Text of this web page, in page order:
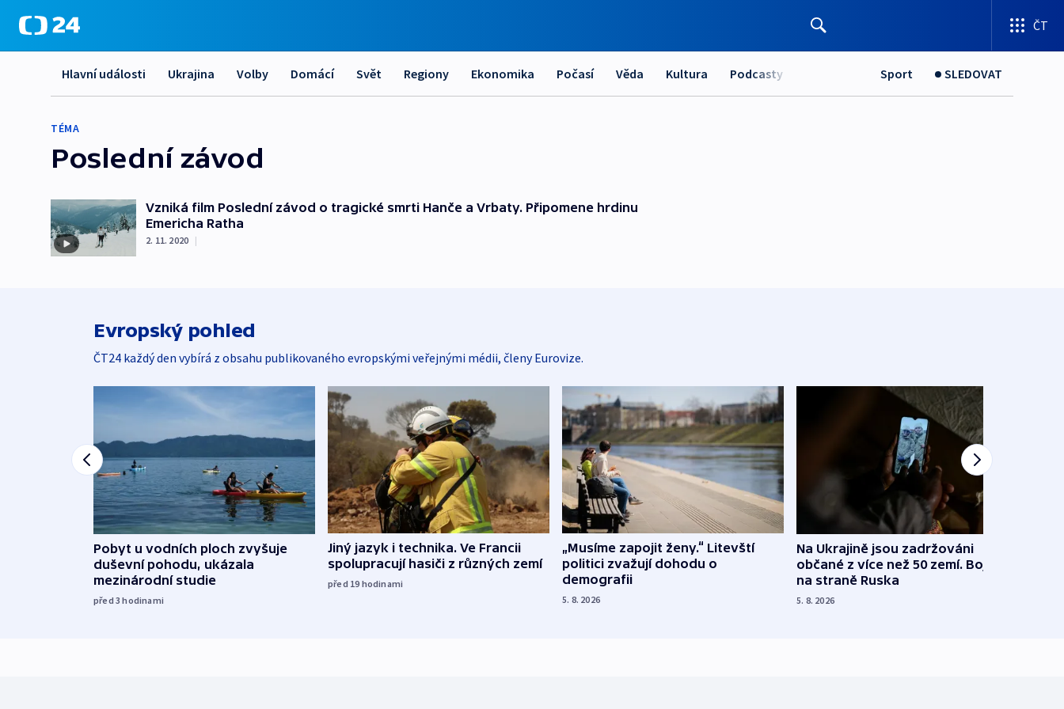
ČT
Hlavní události Ukrajina Volby Domácí Svět Regiony Ekonomika Počasí Věda Kultura Podcasty Sport SLEDOVAT
TÉMA
Poslední závod
Vzniká film Poslední závod o tragické smrti Hanče a Vrbaty. Připomene hrdinu
Emericha Ratha
2. 11. 2020 |
Evropský pohled
ČT24 každý den vybírá z obsahu publikovaného evropskými veřejnými médii, členy Eurovize.
Pobyt u vodních ploch zvyšuje
duševní pohodu, ukázala
mezinárodní studie
před 3hodinami
Jiný jazyk i technika. Ve Francii
spolupracují hasiči z různých zemí
před 19 hodinami
„Musíme zapojit ženy.“ Litevští
politici zvažují dohodu o
demografii
5. 8. 2026
Na Ukrajině jsou zadržováni
občané z více než 50 zemí. Bojovali
na straně Ruska
5. 8. 2026